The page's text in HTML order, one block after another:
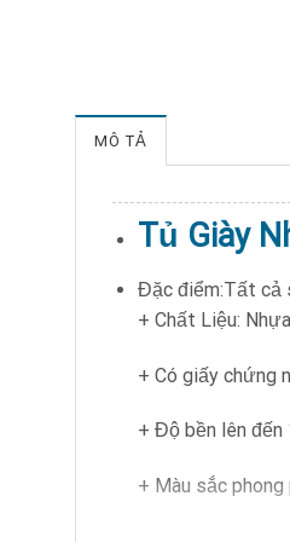
MÔ TẢ
Tủ Giày
Đặc điểm:Tất cả
+ Chất Liệu:
+ Có giấy chứng
+ Độ bền lên
+ Màu sắc